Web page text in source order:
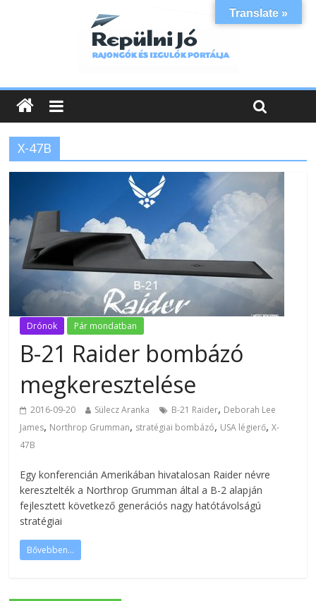
X-47B
Drónok Pár mondatban
B-21 Raider bombázó
megkeresztelése
2016-09-20 Sülecz Aranka B-21 Raider, Deborah Lee
James, Northrop Grumman, stratégiai bombázó, USA légierő,X-
47B
Egy konferencián Amerikában hivatalosan Raider névre
keresztelték a Northrop Grumman által a B-2 alapján
fejlesztett következő generációs nagy hatótávolságú
stratégiai
Bővebben...
Translate »